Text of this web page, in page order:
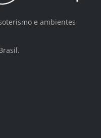
e ambientes